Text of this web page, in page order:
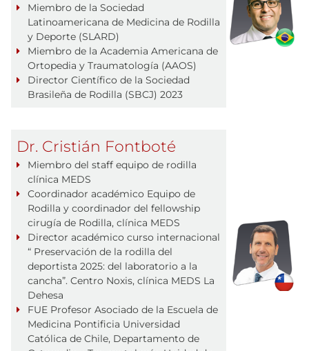
Miembro de la Sociedad
Latinoamericana de Medicina de Rodilla
y Deporte (SLARD)
Miembro de la Academia Americana de
Ortopedia y Traumatología (AAOS)
Director Científico de la Sociedad
Brasileña de Rodilla (SBCJ) 2023
Dr. Cristián Fontboté
Miembro del staff equipo de rodilla
clínica MEDS
Coordinador académico Equipo de
Rodilla y coordinador del fellowship
cirugía de Rodilla, clínica MEDS
Director académico curso internacional
“ Preservación de la rodilla del
deportista 2025: del laboratorio a la
cancha”. Centro Noxis, clínica MEDS La
Dehesa
FUE Profesor Asociado de la Escuela de
Medicina Pontificia Universidad
Católica de Chile, Departamento de